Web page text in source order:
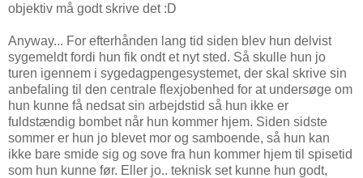
objektiv må godt skrive det :D
Anyway... For efterhånden lang tid siden blev hun delvist
sygemeldt fordi hun fik ondt et nyt sted. Så skulle hun jo
turen igennem i sygedagpengesystemet, der skal skrive sin
anbefaling til den centrale flexjobenhed for at undersøge om
hun kunne få nedsat sin arbejdstid så hun ikke er
fuldstændig bombet når hun kommer hjem. Siden sidste
sommer er hun jo blevet mor og samboende, så hun kan
ikke bare smide sig og sove fra hun kommer hjem til spisetid
som hun kunne før. Eller jo.. teknisk set kunne hun godt,